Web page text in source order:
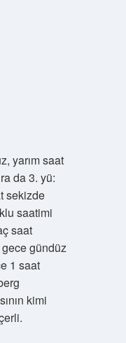
yarım saat
da 3. yü:
sekizde
saatimi
saat
gündüz
1 saat
kimi